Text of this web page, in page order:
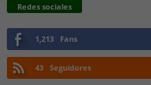
Redes sociales
1,213 Fans
43 Seguidores